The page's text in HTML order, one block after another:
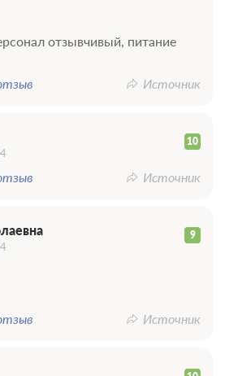
отзывчивый, питание
Источник
10
Источник
9
Источник